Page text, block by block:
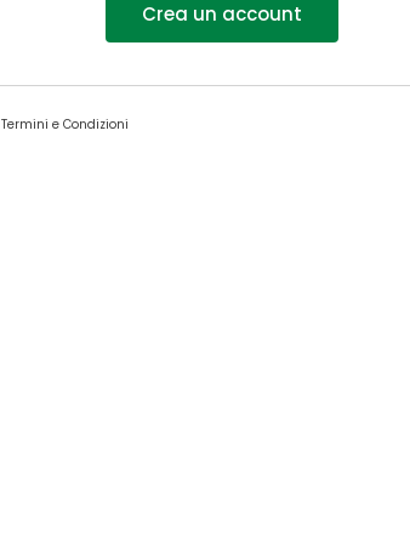
Crea un account
Termini e Condizioni